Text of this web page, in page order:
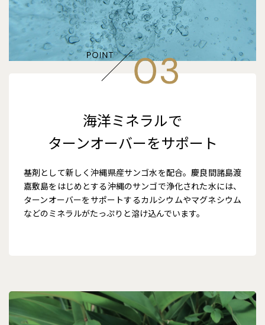
海洋ミネラルで
ターンオーバーをサポート
基剤として新しく沖縄県産サンゴ水を配合。慶良間諸島渡
嘉敷島をはじめとする沖縄のサンゴで浄化された水には、
ターンオーバーをサポートするカルシウムやマグネシウム
などのミネラルがたっぷりと溶け込んでいます。